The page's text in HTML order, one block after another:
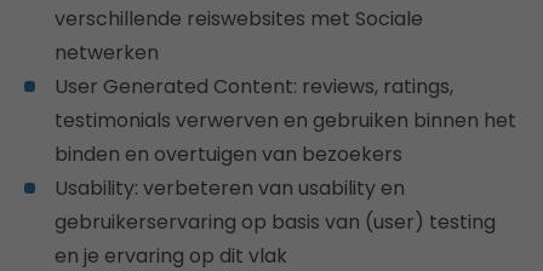
verschillende reiswebsites met Sociale
netwerken
User Generated Content: reviews, ratings,
testimonials verwerven en gebruiken binnen het
binden en overtuigen van bezoekers
Usability: verbeteren van usability en
gebruikerservaring op basis van (user) testing
en je ervaring op dit vlak